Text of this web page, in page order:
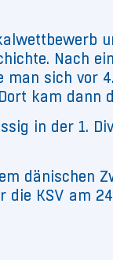
Nach
man sich
kam dann
in der 1.
dänischen
KSV am